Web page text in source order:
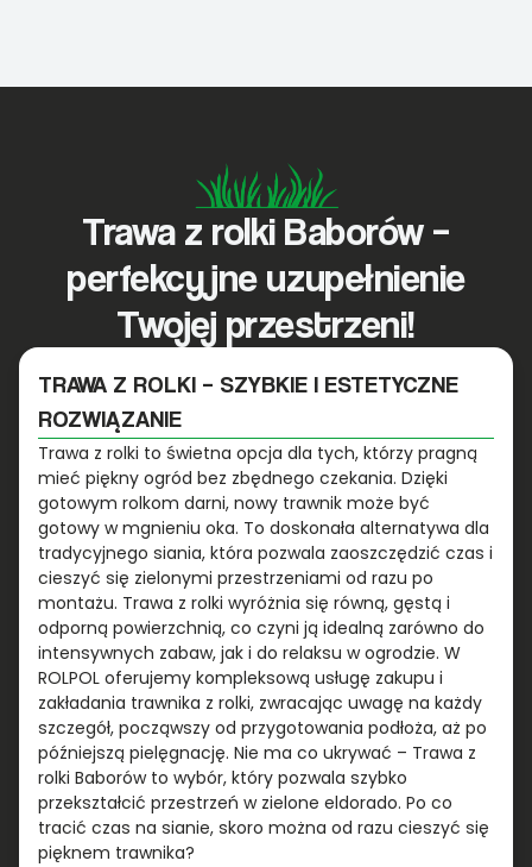
Trawa z rolki Baborów –
perfekcyjne uzupełnienie
Twojej przestrzeni!
TRAWA Z ROLKI – SZYBKIE I ESTETYCZNE
ROZWIĄZANIE
Trawa z rolki to świetna opcja dla tych, którzy pragną
mieć piękny ogród bez zbędnego czekania. Dzięki
gotowym rolkom darni, nowy trawnik może być
gotowy w mgnieniu oka. To doskonała alternatywa dla
tradycyjnego siania, która pozwala zaoszczędzić czas i
cieszyć się zielonymi przestrzeniami od razu po
montażu. Trawa z rolki wyróżnia się równą, gęstą i
odporną powierzchnią, co czyni ją idealną zarówno do
intensywnych zabaw, jak i do relaksu w ogrodzie. W
ROLPOL oferujemy kompleksową usługę zakupu i
zakładania trawnika z rolki, zwracając uwagę na każdy
szczegół, począwszy od przygotowania podłoża, aż po
późniejszą pielęgnację. Nie ma co ukrywać – Trawa z
rolki Baborów to wybór, który pozwala szybko
przekształcić przestrzeń w zielone eldorado. Po co
tracić czas na sianie, skoro można od razu cieszyć się
pięknem trawnika?